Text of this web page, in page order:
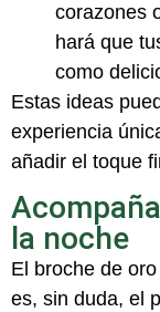
corazones
hará que
como
Estas ideas
experiencia
añadir el toque
la noche
El broche de
es, sin duda, el